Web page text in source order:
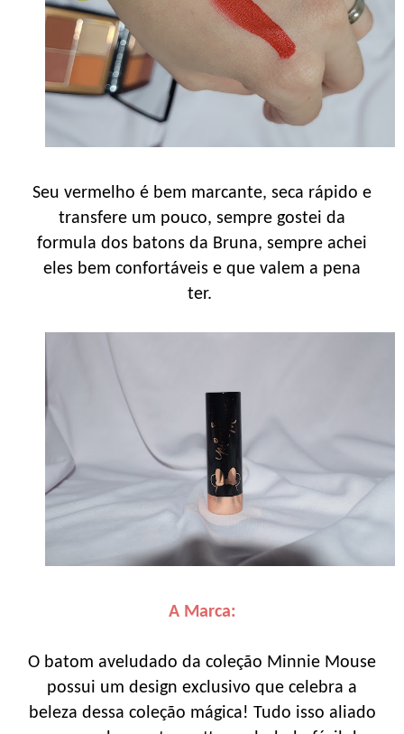
Seu vermelho é bem marcante, seca rápido e
transfere um pouco, sempre gostei da
formula dos batons da Bruna, sempre achei
eles bem confortáveis e que valem a pena
ter.
A Marca:
O batom aveludado da coleção Minnie Mouse
possui um design exclusivo que celebra a
beleza dessa coleção mágica! Tudo isso aliado